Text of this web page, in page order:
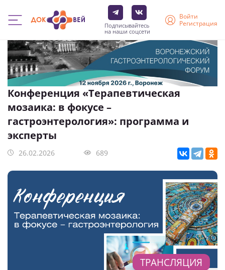
Перейти
основному
содержанию
Подписывайтесь
на наши соцсети
Войти
Регистрация
Конференция «Терапевтическая
мозаика: в фокусе –
гастроэнтерология»: программа и
эксперты
26.02.2026 689
ТРАНСЛЯЦИЯ